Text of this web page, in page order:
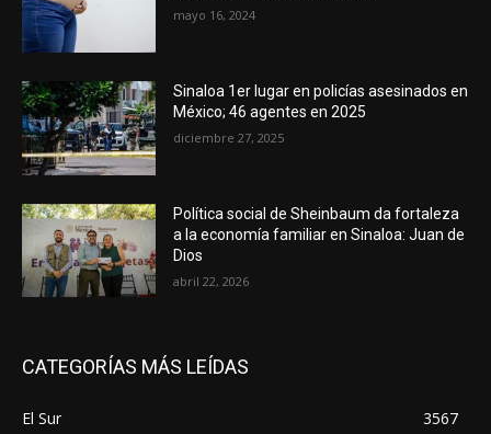
mayo 16, 2024
Sinaloa 1er lugar en policías asesinados en
México; 46 agentes en 2025
diciembre 27, 2025
Política social de Sheinbaum da fortaleza
a la economía familiar en Sinaloa: Juan de
Dios
abril 22, 2026
CATEGORÍAS MÁS LEÍDAS
El Sur
3567